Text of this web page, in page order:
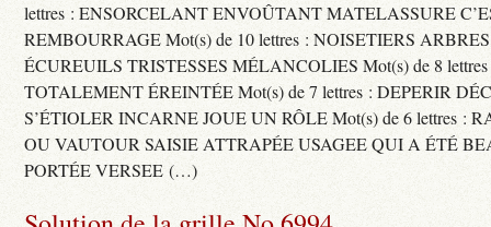
lettres : ENSORCELANT ENVOÛTANT MATELASSURE
REMBOURRAGE Mot(s) de 10 lettres : NOISETIERS
ÉCUREUILS TRISTESSES MÉLANCOLIES Mot(s) de 8
TOTALEMENT ÉREINTÉE Mot(s) de 7 lettres : DEPERIR
S’ÉTIOLER INCARNE JOUE UN RÔLE Mot(s) de 6 lettres :
OU VAUTOUR SAISIE ATTRAPÉE USAGEE QUI A ÉTÉ
PORTÉE VERSEE (…)